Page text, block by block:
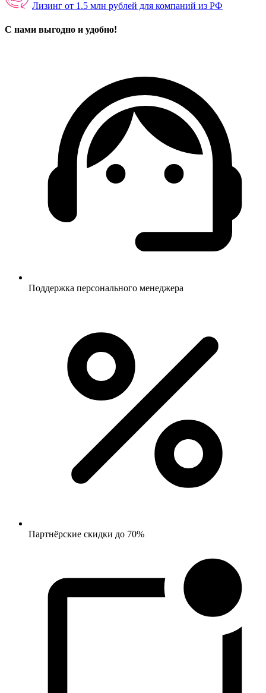
Лизинг от 1.5 млн рублей для компаний из РФ
С нами выгодно и удобно!
Поддержка персонального менеджера
Партнёрские скидки до 70%